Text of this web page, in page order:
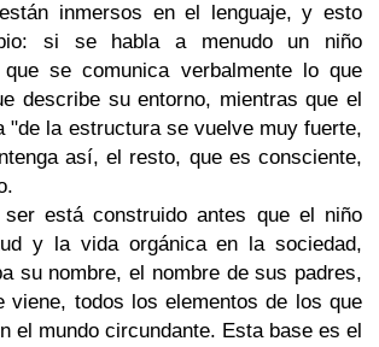
inmersos en el lenguaje, y esto
si se habla a menudo un niño
se comunica verbalmente lo que
describe su entorno, mientras que el
"de la estructura se vuelve muy fuerte,
así, el resto, que es consciente,
está construido antes que el niño
y la vida orgánica en la sociedad,
su nombre, el nombre de sus padres,
viene, todos los elementos de los que
el mundo circundante. Esta base es el